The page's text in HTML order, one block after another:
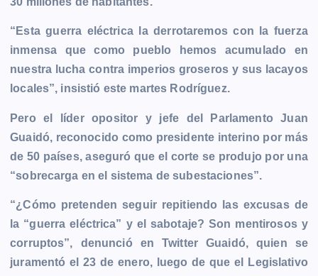
“Esta guerra eléctrica la derrotaremos con la fuerza
inmensa que como pueblo hemos acumulado en
nuestra lucha contra imperios groseros y sus lacayos
locales”, insistió este martes Rodríguez.
Pero el líder opositor y jefe del Parlamento Juan
Guaidó, reconocido como presidente interino por más
de 50 países, aseguró que el corte se produjo por una
“sobrecarga en el sistema de subestaciones”.
“¿Cómo pretenden seguir repitiendo las excusas de
la “guerra eléctrica” y el sabotaje? Son mentirosos y
corruptos”, denunció en Twitter Guaidó, quien se
juramentó el 23 de enero, luego de que el Legislativo